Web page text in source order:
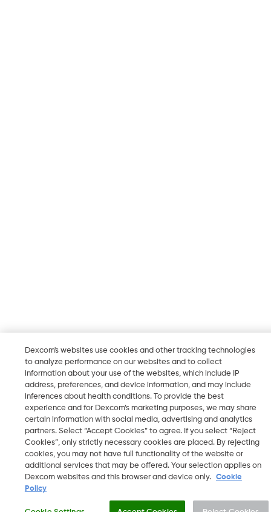
Dexcom's websites use cookies and other tracking technologies
to analyze performance on our websites and to collect
information about your use of the websites, which include IP
address, preferences, and device information, and may include
inferences about health conditions. To provide the best
experience and for Dexcom’s marketing purposes, we may share
certain information with social media, advertising and analytics
partners. Select “Accept Cookies” to agree. If you select “Reject
Cookies”, only strictly necessary cookies are placed. By rejecting
cookies, you may not have full functionality of the website or
additional services that may be offered. Your selection applies on
Dexcom websites and this browser and device only.
Cookie
Policy